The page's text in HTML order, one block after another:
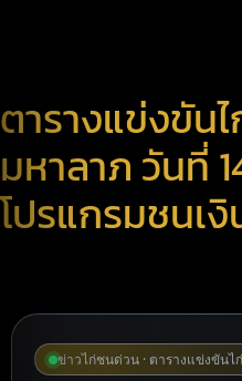
ตารางแข่งขัน
มหาลาภ วันที่
โปรแกรมชนเ
ข่าวไก่ชนด่วน · ตารางแข่งขัน